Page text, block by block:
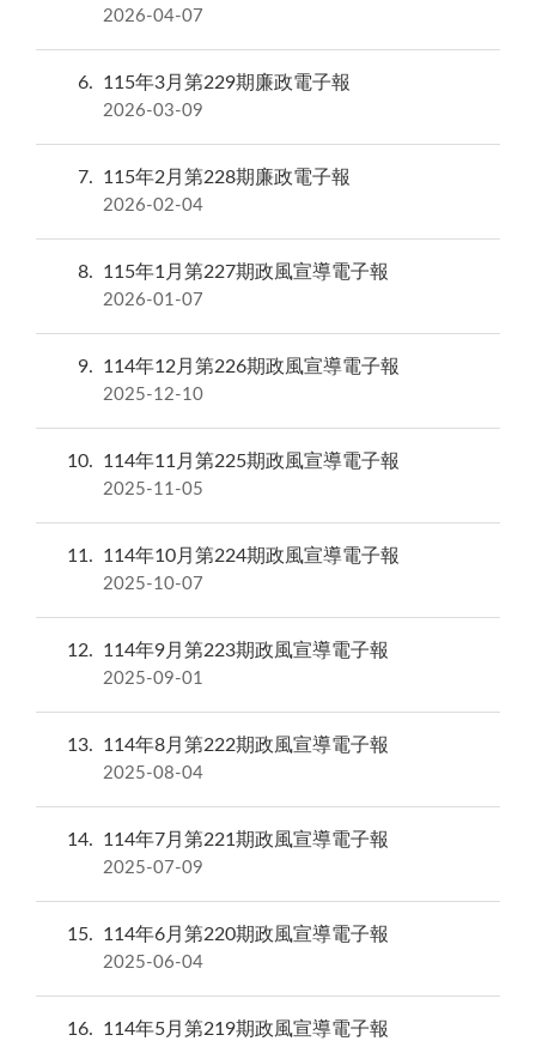
2026-04-07
6 115年3月第229期廉政電子報
2026-03-09
7 115年2月第228期廉政電子報
2026-02-04
8 115年1月第227期政風宣導電子報
2026-01-07
9 114年12月第226期政風宣導電子報
2025-12-10
10 114年11月第225期政風宣導電子報
2025-11-05
11 114年10月第224期政風宣導電子報
2025-10-07
12 114年9月第223期政風宣導電子報
2025-09-01
13 114年8月第222期政風宣導電子報
2025-08-04
14 114年7月第221期政風宣導電子報
2025-07-09
15 114年6月第220期政風宣導電子報
2025-06-04
16 114年5月第219期政風宣導電子報